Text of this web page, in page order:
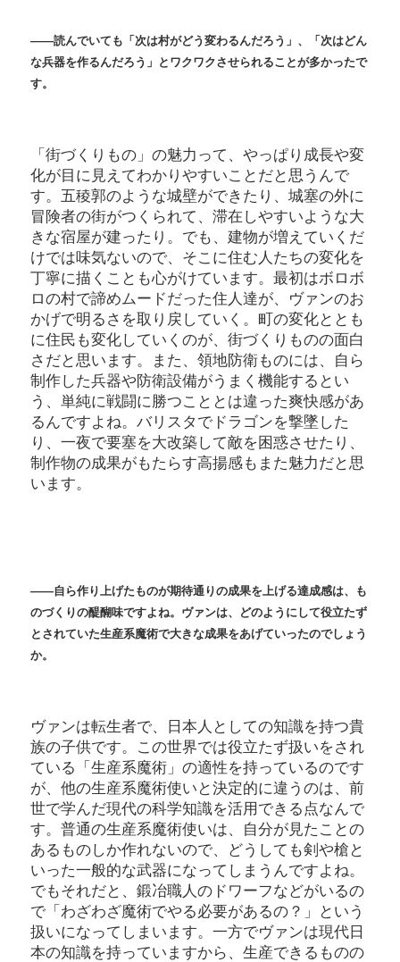
――読んでいても「次は村がどう変わるんだろう」、「次はどん
な兵器を作るんだろう」とワクワクさせられることが多かったで
す。
「街づくりもの」の魅力って、やっぱり成長や変
化が目に見えてわかりやすいことだと思うんで
す。五稜郭のような城壁ができたり、城塞の外に
冒険者の街がつくられて、滞在しやすいような大
きな宿屋が建ったり。でも、建物が増えていくだ
けでは味気ないので、そこに住む人たちの変化を
丁寧に描くことも心がけています。最初はボロボ
ロの村で諦めムードだった住人達が、ヴァンのお
かげで明るさを取り戻していく。町の変化ととも
に住民も変化していくのが、街づくりものの面白
さだと思います。また、領地防衛ものには、自ら
制作した兵器や防衛設備がうまく機能するとい
う、単純に戦闘に勝つこととは違った爽快感があ
るんですよね。バリスタでドラゴンを撃墜した
り、一夜で要塞を大改築して敵を困惑させたり、
制作物の成果がもたらす高揚感もまた魅力だと思
います。
――自ら作り上げたものが期待通りの成果を上げる達成感は、も
のづくりの醍醐味ですよね。ヴァンは、どのようにして役立たず
とされていた生産系魔術で大きな成果をあげていったのでしょう
か。
ヴァンは転生者で、日本人としての知識を持つ貴
族の子供です。この世界では役立たず扱いをされ
ている「生産系魔術」の適性を持っているのです
が、他の生産系魔術使いと決定的に違うのは、前
世で学んだ現代の科学知識を活用できる点なんで
す。普通の生産系魔術使いは、自分が見たことの
あるものしか作れないので、どうしても剣や槍と
いった一般的な武器になってしまうんですよね。
でもそれだと、鍛冶職人のドワーフなどがいるの
で「わざわざ魔術でやる必要があるの？」という
扱いになってしまいます。一方でヴァンは現代日
本の知識を持っていますから、生産できるものの